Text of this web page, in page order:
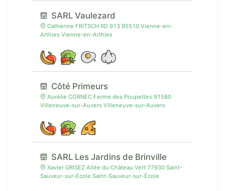
SARL Vaulezard
Catherine FRITSCH RD 913 95510 Vienne-en-
Arthies Vienne-en-Arthies
Côté Primeurs
Aurélie CORNEC Ferme des Poupettes 91580
Villeneuve-sur-Auvers Villeneuve-sur-Auvers
SARL Les Jardins de Brinville
Xavier GRISEZ Allée du Château Vert 77930 Saint-
Sauveur-sur-Ecole Saint-Sauveur-sur-École